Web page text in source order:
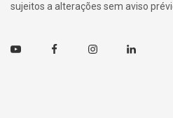
sujeitos a alterações sem aviso
Youtube FacebookInstagramLinkedin